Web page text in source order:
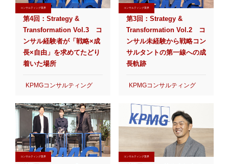
コンサルティング業界
第4回：Strategy &
Transformation Vol.3 コ
ンサル経験者が「戦略×成
長×自由」を求めてたどり
着いた場所
KPMGコンサルティング
コンサルティング業界
第3回：Strategy &
Transformation Vol.2 コ
ンサル未経験から戦略コン
サルタントの第一線への成
長軌跡
KPMGコンサルティング
コンサルティング業界 コンサルティング業界